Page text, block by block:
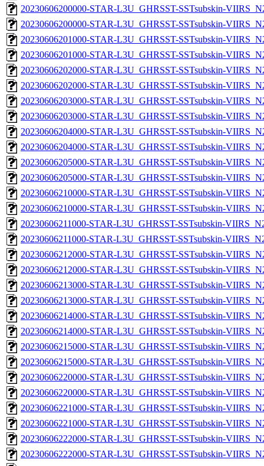
20230606200000-STAR-L3U_GHRSST-SSTsubskin-
20230606200000-STAR-L3U_GHRSST-SSTsubskin-
20230606201000-STAR-L3U_GHRSST-SSTsubskin-
20230606201000-STAR-L3U_GHRSST-SSTsubskin-
20230606202000-STAR-L3U_GHRSST-SSTsubskin-
20230606202000-STAR-L3U_GHRSST-SSTsubskin-
20230606203000-STAR-L3U_GHRSST-SSTsubskin-
20230606203000-STAR-L3U_GHRSST-SSTsubskin-
20230606204000-STAR-L3U_GHRSST-SSTsubskin-
20230606204000-STAR-L3U_GHRSST-SSTsubskin-
20230606205000-STAR-L3U_GHRSST-SSTsubskin-
20230606205000-STAR-L3U_GHRSST-SSTsubskin-
20230606210000-STAR-L3U_GHRSST-SSTsubskin-
20230606210000-STAR-L3U_GHRSST-SSTsubskin-
20230606211000-STAR-L3U_GHRSST-SSTsubskin-
20230606211000-STAR-L3U_GHRSST-SSTsubskin-
20230606212000-STAR-L3U_GHRSST-SSTsubskin-
20230606212000-STAR-L3U_GHRSST-SSTsubskin-
20230606213000-STAR-L3U_GHRSST-SSTsubskin-
20230606213000-STAR-L3U_GHRSST-SSTsubskin-
20230606214000-STAR-L3U_GHRSST-SSTsubskin-
20230606214000-STAR-L3U_GHRSST-SSTsubskin-
20230606215000-STAR-L3U_GHRSST-SSTsubskin-
20230606215000-STAR-L3U_GHRSST-SSTsubskin-
20230606220000-STAR-L3U_GHRSST-SSTsubskin-
20230606220000-STAR-L3U_GHRSST-SSTsubskin-
20230606221000-STAR-L3U_GHRSST-SSTsubskin-
20230606221000-STAR-L3U_GHRSST-SSTsubskin-
20230606222000-STAR-L3U_GHRSST-SSTsubskin-
20230606222000-STAR-L3U_GHRSST-SSTsubskin-